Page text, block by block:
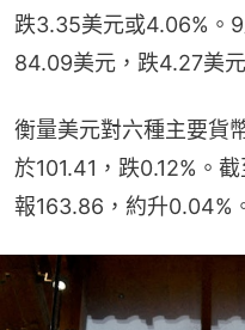
跌3.35美元或4.06%。
84.09美元，跌4.27美
衡量美元對六種主要貨
於101.41，跌0.12%。
報163.86，約升0.04%